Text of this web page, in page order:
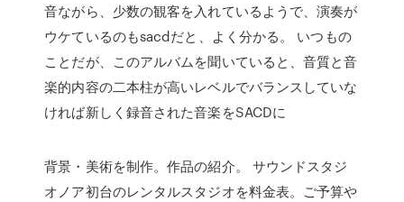
音ながら、少数の観客を入れているようで、演奏が
ウケているのもsacdだと、よく分かる。 いつもの
ことだが、このアルバムを聞いていると、音質と音
楽的内容の二本柱が高いレベルでバランスしていな
ければ新しく録音された音楽をSACDに
背景・美術を制作。作品の紹介。 サウンドスタジ
オノア初台のレンタルスタジオを料金表。ご予算や